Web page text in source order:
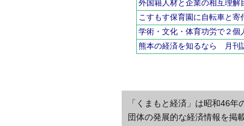
外国籍人材と企業の相互理
こすもす保育園に自転車と
学術・文化・体育功労で２個
熊本の経済を知るなら 月刊
「くまもと経済」は昭和46
団体の発展的な経済情報を掲